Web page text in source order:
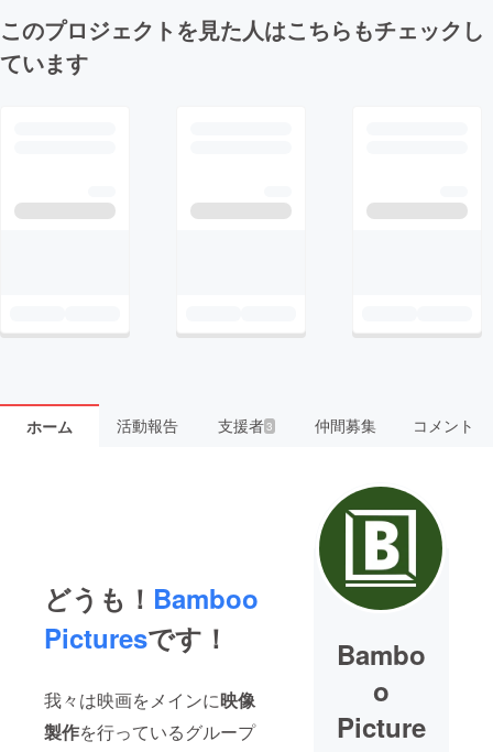
このプロジェクトを見た人はこちらもチェックし
ています
ホーム 活動報告 支援者3 仲間募集 コメント
どうも！ Bamboo
Picturesです！
我々は映画をメインに映像
製作を行っているグループ
Bambo
o
Picture